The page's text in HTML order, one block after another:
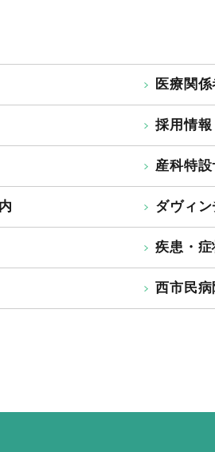
医療関
採用情報
産科特設
ダヴィ
疾患・
西市民